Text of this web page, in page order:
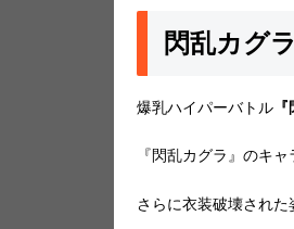
閃乱カグ
爆乳ハイパーバトル
『閃乱カグラ』のキ
さらに衣装破壊された